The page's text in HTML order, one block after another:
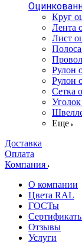
Круг
Лента
Лист
Рулон
Рулон
Сетка
Еще
Доставка
Оплата
Компания
О компании
Цвета RAL
ГОСТы
Отзывы
Услуги